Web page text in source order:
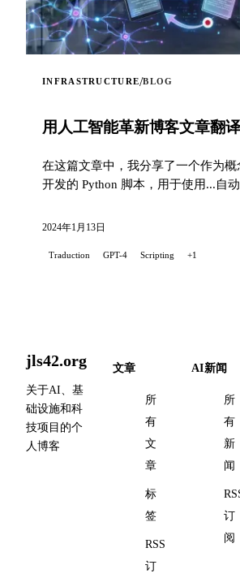
INFRASTRUCTURE/BLOG
用人工智能革新博客文章翻译
在这篇文章中，我分享了一个作为概
开发的 Python 脚本，用于使用...自
2024年1月13日
Traduction GPT-4 Scripting +1
jls42.org
关于AI、基
础设施和科
技项目的个
人博客
文章
所
有
文
章
标
签
RSS
订
AI新闻
所
有
新
闻
订
阅